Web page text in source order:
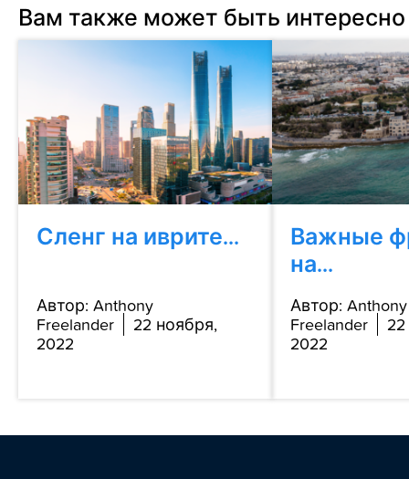
Вам также может быть интересно
Сленг на иврите...
Автор: Anthony
Freelander
22 ноября,
2022
Важные
на...
Автор: Anthony
Freelander
2022